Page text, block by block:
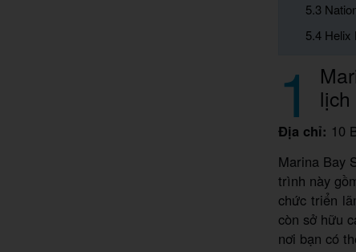
5.3
5.4 Helix
1
Địa chỉ: 10
Marina Bay
trình này
chức triển
còn sở hữu
nơi bạn có